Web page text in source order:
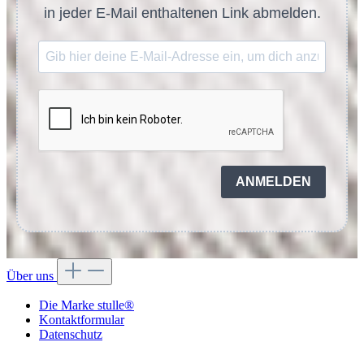
in jeder E-Mail enthaltenen Link abmelden.
ANMELDEN
Über uns
Die Marke stulle®
Kontaktformular
Datenschutz